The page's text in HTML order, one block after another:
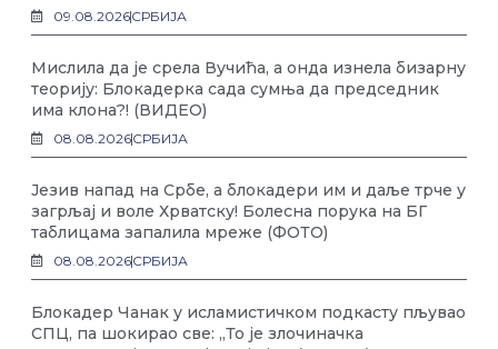
09.08.2026СРБИЈА
Мислила да је срела Вучића, а онда изнела бизарну
теорију: Блокадерка сада сумња да председник
има клона?! (ВИДЕО)
08.08.2026СРБИЈА
Језив напад на Србе, а блокадери им и даље трче у
загрљај и воле Хрватску! Болесна порука на БГ
таблицама запалила мреже (ФОТО)
08.08.2026СРБИЈА
Блокадер Чанак у исламистичком подкасту пљувао
СПЦ, па шокирао све: „То је злочиначка